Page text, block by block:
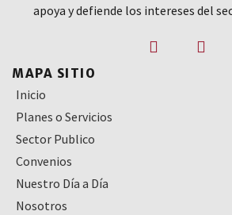
apoya y defiende los intereses del
MAPA SITIO
Inicio
Planes o Servicios
Sector Publico
Convenios
Nuestro Día a Día
Nosotros